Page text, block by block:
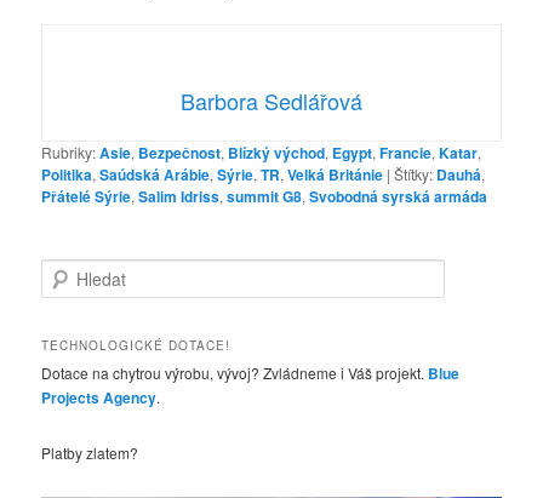
Barbora Sedlářová
Rubriky:Asie, Bezpečnost, Blízký východ, Egypt,Francie,Katar,
Politika,Saúdská Arábie,Sýrie,TR,Velká Británie |Štítky: Dauhá,
Přátelé Sýrie,Salim Idriss,summit G8,Svobodná syrská armáda
l
d
t
TECHNOLOGICKÉ DOTACE!
Dotace na chytrou výrobu, vývoj? Zvládneme i Váš projekt. Blue
Projects Agency.
Platby zlatem?